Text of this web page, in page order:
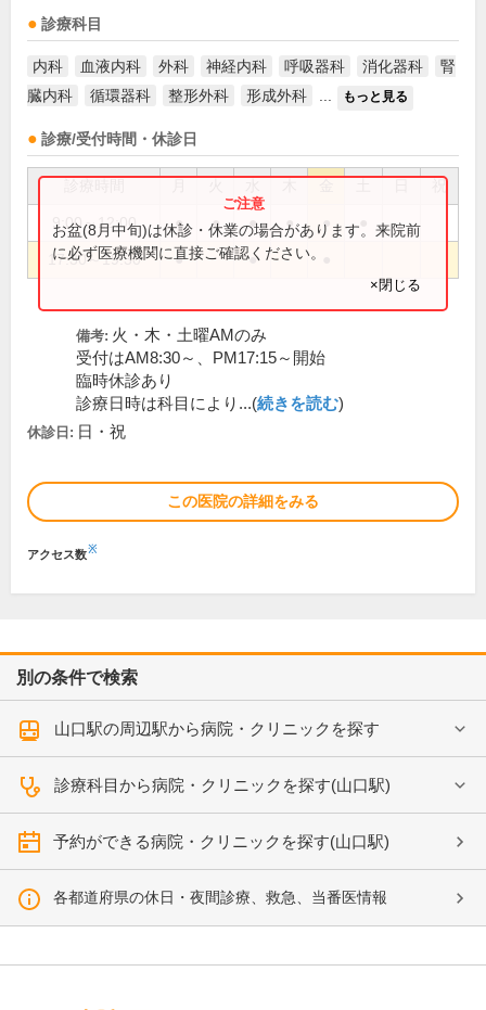
診療科目
内科 血液内科 外科 神経内科 呼吸器科 消化器科
腎
臓内科
循環器科 整形外科 形成外科 もっと見る
診療/受付時間・休診日
祝
9:00～12:00 ● ● ● ● ●
17:30～19:30 ● ●
お盆(8月中旬)は休診・休業の場合があります。来院前
に必ず医療機関に直接ご確認ください。
×閉じる
備考: 火・木・土曜AMのみ
受付はAM8:30～、PM17:15～開始
臨時休診あり
診療日時は科目により...(続きを読む)
休診日: 日・祝
この医院の詳細をみる
アクセス数※
別の条件で検索
山口駅の周辺駅から病院・クリニックを探す
診療科目から病院・クリニックを探す(山口駅)
予約ができる病院・クリニックを探す(山口駅)
各都道府県の休日・夜間診療、救急、当番医情報